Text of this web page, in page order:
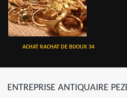
ACHAT RACHAT DE BIJOUX 34
ENTREPRISE ANTIQUAIRE